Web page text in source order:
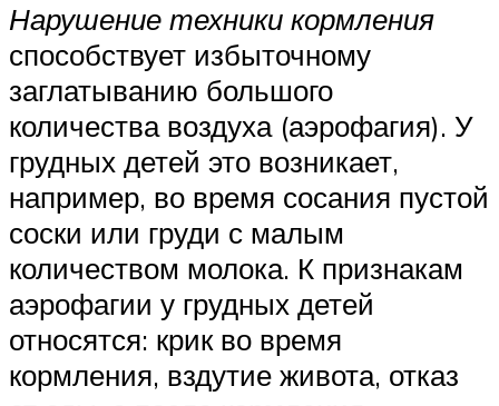
Нарушение техники кормления
способствует избыточному
заглатыванию большого
количества воздуха (аэрофагия). У
грудных детей это возникает,
например, во время сосания пустой
соски или груди с малым
количеством молока. К признакам
аэрофагии у грудных детей
относятся: крик во время
кормления, вздутие живота, отказ